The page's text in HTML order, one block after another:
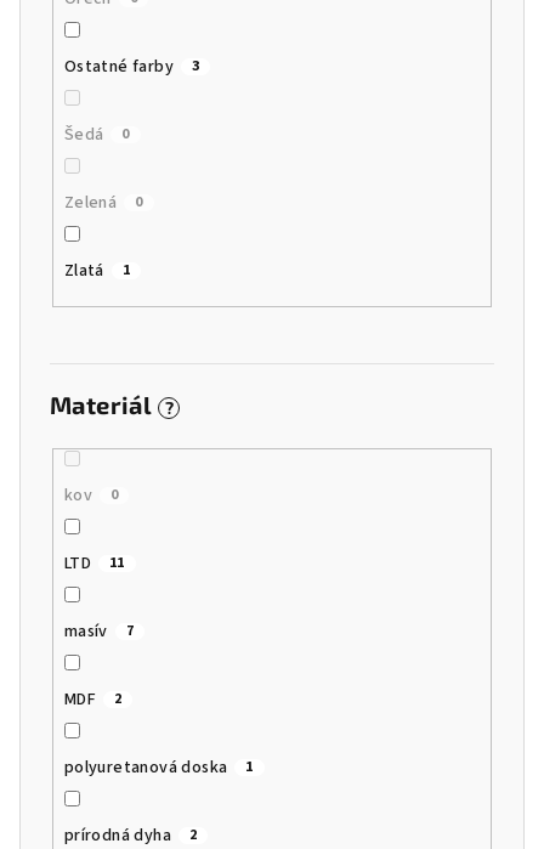
Ostatné farby 3
Šedá 0
Zelená 0
Zlatá 1
Materiál ?
kov 0
LTD 11
masív 7
MDF 2
polyuretanová doska 1
prírodná dyha 2